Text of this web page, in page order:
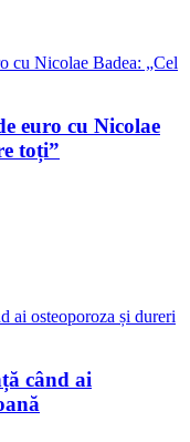
euro cu Nicolae
toți”
când ai